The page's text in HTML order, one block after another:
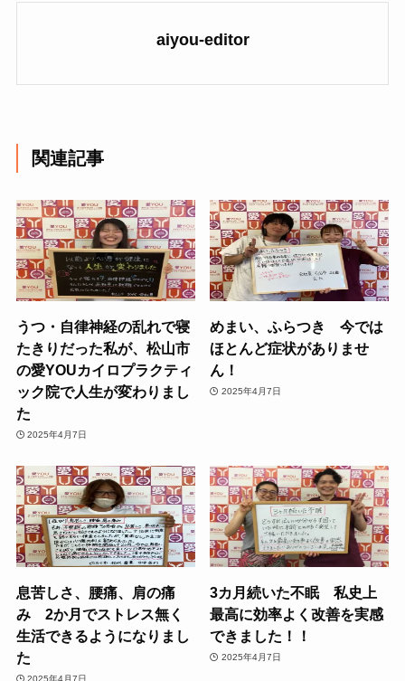
aiyou-editor
関連記事
うつ・自律神経の乱れで寝
たきりだった私が、松山市
の愛YOUカイロプラクティ
ック院で人生が変わりまし
た
2025年4月7日
めまい、ふらつき 今では
ほとんど症状がありませ
ん！
2025年4月7日
息苦しさ、腰痛、肩の痛
み 2か月でストレス無く
生活できるようになりまし
た
3カ月続いた不眠 私史上
最高に効率よく改善を実感
できました！！
2025年4月7日